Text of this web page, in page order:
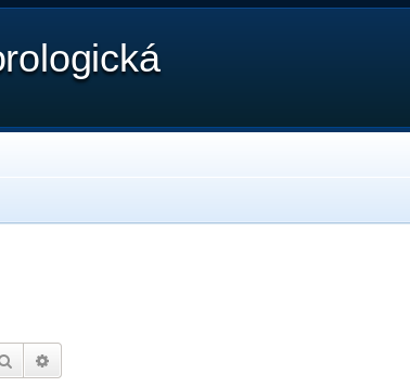
Hledat